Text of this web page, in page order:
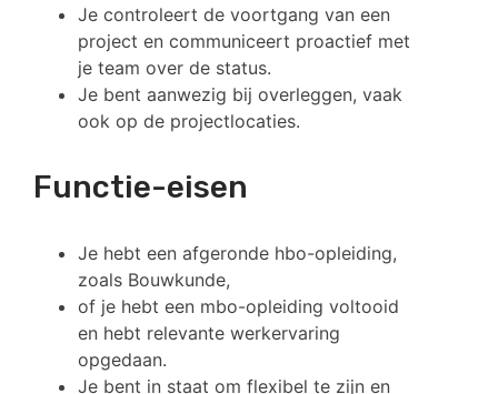
Je controleert de voortgang van een
project en communiceert proactief met
je team over de status.
Je bent aanwezig bij overleggen, vaak
ook op de projectlocaties.
Functie-eisen
Je hebt een afgeronde hbo-opleiding,
zoals Bouwkunde,
of je hebt een mbo-opleiding voltooid
en hebt relevante werkervaring
opgedaan.
Je bent in staat om flexibel te zijn en